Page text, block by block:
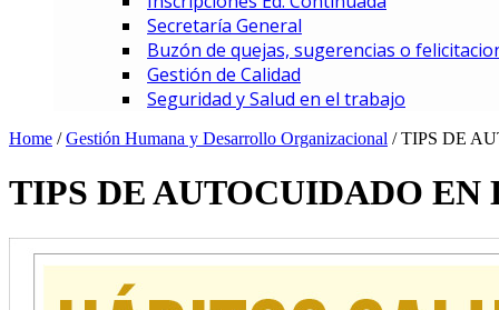
MGCS – Maestría en Gerencia
Maestría en Gerencia
MGIED – Maestría en Gestión
MGE – Maestría en Gestión
ESPECIALIZACIONES
Especialización en Comercio
Especialización en Gerencia de
Especialización en Gerencia
Especialización en Gerencia
Especialización en Gerencia
Secretaría General
Buzón de quejas, sugerencias o
Gestión de Calidad
Seguridad y Salud en el trabajo
Home /Gestión Humana y Desarrollo Organizacional /TIPS DE
TIPS DE AUTOCUIDADO